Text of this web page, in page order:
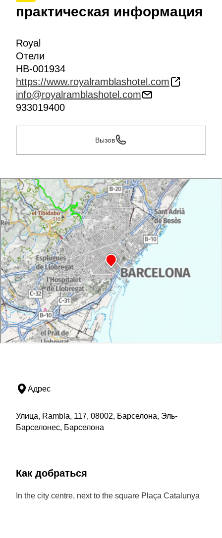
практическая информация
Royal
Отели
HB-001934
https://www.royalramblashotel.com
info@royalramblashotel.com
933019400
Вызов
Адрес
Улица, Rambla, 117, 08002, Барселона, Эль-
Барселонес, Барселона
Как добраться
In the city centre, next to the square Plaça Catalunya